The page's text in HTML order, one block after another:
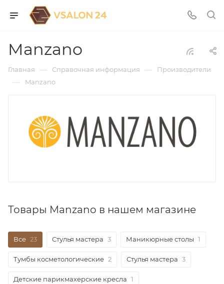
Manzano
Главная — Справочная информация — Производители
— Manzano
Товары Manzano в нашем магазине
Все 23 Стулья мастера 3 Маникюрные столы 1
Тумбы косметологические 2 Стулья мастера 3
Детские парикмахерские кресла 1